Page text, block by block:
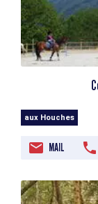
aux Houches
MAIL